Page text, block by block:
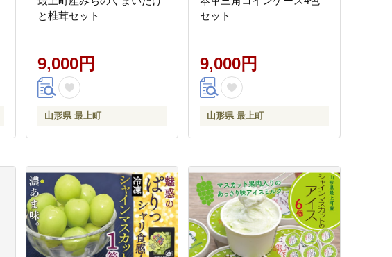
と椎茸セット
9,000円
山形県 最上町
セット
9,000円
山形県 最上町